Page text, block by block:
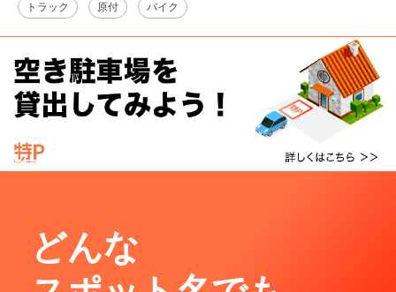
トラック 原付 バイク
どんな